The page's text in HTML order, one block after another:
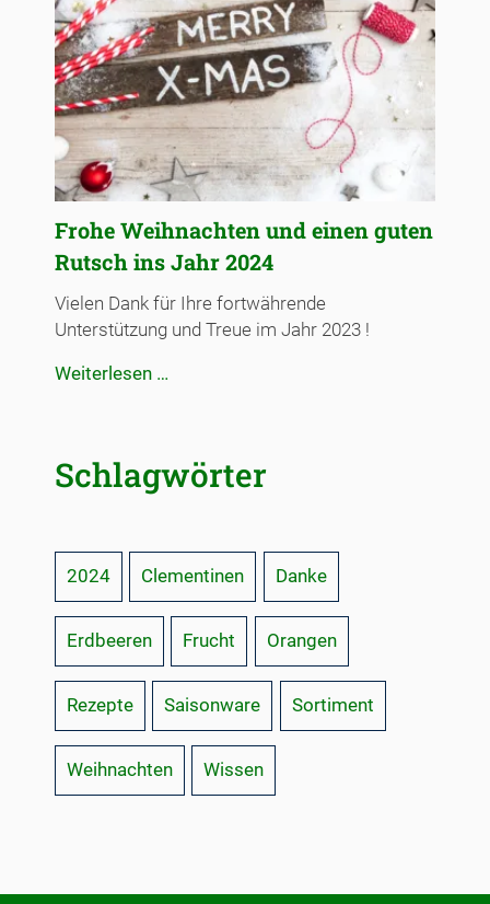
Frohe Weihnachten und einen guten
Rutsch ins Jahr 2024
Vielen Dank für Ihre fortwährende
Unterstützung und Treue im Jahr 2023 !
Weiterlesen …Frohe
guten
Jahr
2024
Schlagwörter
2024 Clementinen Danke
Erdbeeren Frucht Orangen
Rezepte Saisonware Sortiment
Weihnachten Wissen